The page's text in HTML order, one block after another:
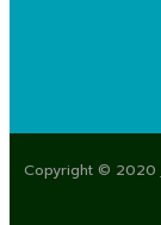
Copyright © 2020